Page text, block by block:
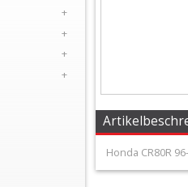
+
+
+
+
Honda CR80R